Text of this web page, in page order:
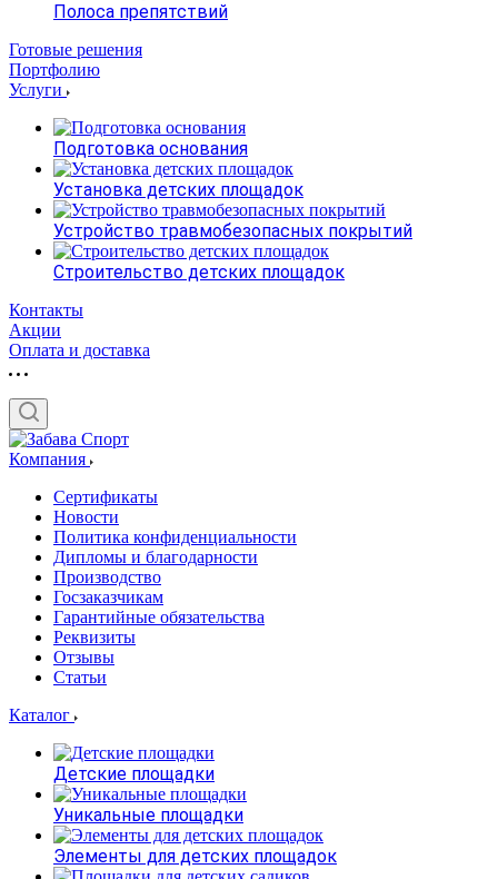
Полоса препятствий
Готовые решения
Портфолию
Услуги
Подготовка основания
Установка детских площадок
Устройство травмобезопасных покрытий
Строительство детских площадок
Контакты
Акции
Оплата и доставка
Компания
Сертификаты
Новости
Политика конфиденциальности
Дипломы и благодарности
Производство
Госзаказчикам
Гарантийные обязательства
Реквизиты
Отзывы
Статьи
Каталог
Детские площадки
Уникальные площадки
Элементы для детских площадок